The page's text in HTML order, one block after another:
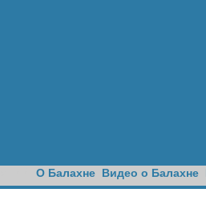
О Балахне Видео о Балахне